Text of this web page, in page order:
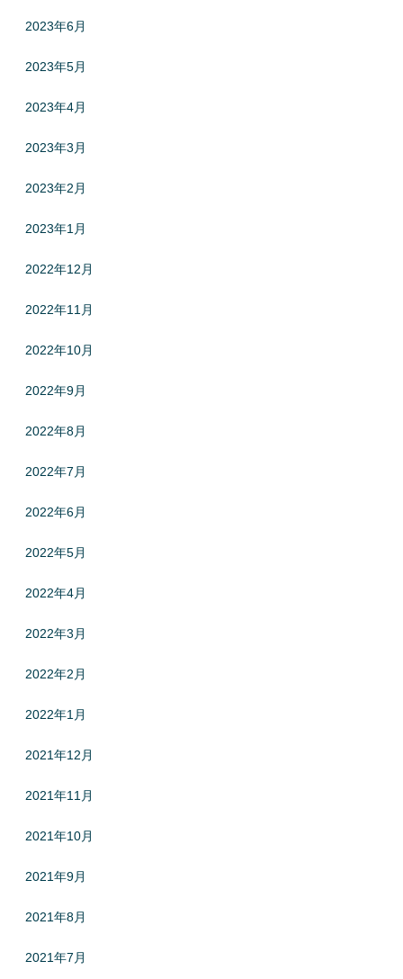
2023年6月
2023年5月
2023年4月
2023年3月
2023年2月
2023年1月
2022年12月
2022年11月
2022年10月
2022年9月
2022年8月
2022年7月
2022年6月
2022年5月
2022年4月
2022年3月
2022年2月
2022年1月
2021年12月
2021年11月
2021年10月
2021年9月
2021年8月
2021年7月